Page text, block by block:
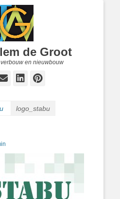
de Groot
en nieuwbouw
E-
LinkedIn
Pinterest
logo_stabu